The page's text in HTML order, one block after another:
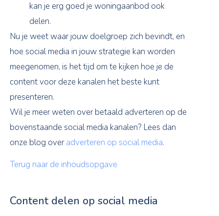
kan je erg goed je woningaanbod ook
delen.
Nu je weet waar jouw doelgroep zich bevindt, en
hoe social media in jouw strategie kan worden
meegenomen, is het tijd om te kijken hoe je de
content voor deze kanalen het beste kunt
presenteren.
Wil je meer weten over betaald adverteren op de
bovenstaande social media kanalen? Lees dan
onze blog overadverteren op social media.
Terug naar de inhoudsopgave
Content delen op social media